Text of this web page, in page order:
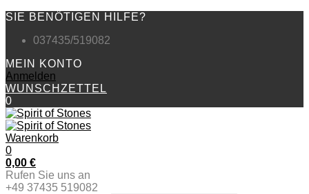
SIE BENÖTIGEN HILFE?
037435/519082
MEIN KONTO
Anmelden
WUNSCHZETTEL
0
Warenkorb
0
0,00 €
Rufen Sie uns an
+49 37435 519082